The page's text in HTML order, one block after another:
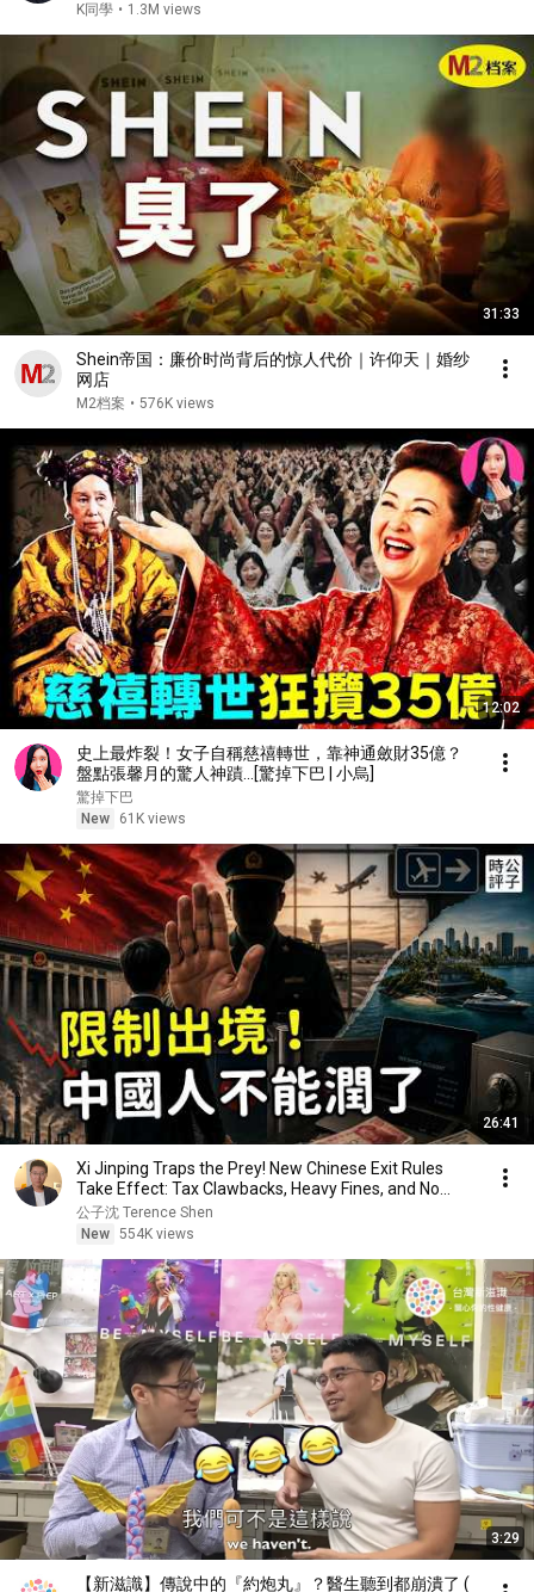
K同學 • 1.3M views
31:33
Shein帝国：廉价时尚背后的惊人代价｜许仰天｜婚纱
网店
M2档案 • 576K views
12:02
史上最炸裂！女子自稱慈禧轉世，靠神通斂財35億？
盤點張馨月的驚人神蹟…[驚掉下巴 | 小烏]
驚掉下巴
New
61K views
26:41
Xi Jinping Traps the Prey! New Chinese Exit Rules
Take Effect: Tax Clawbacks, Heavy Fines, and No...
公子沈 Terence Shen
New 554K views
3:29
【新滋識】傳說中的『約炮丸』？醫生聽到都崩潰了 (